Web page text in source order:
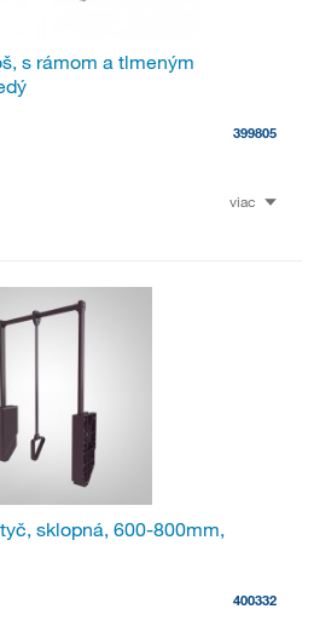
s rámom a tlmeným
399805
viac
sklopná, 600-800mm,
400332